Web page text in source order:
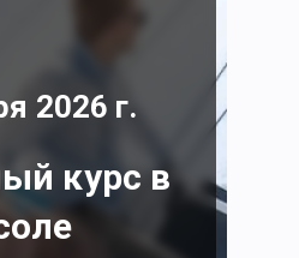
2026 г.
курс в